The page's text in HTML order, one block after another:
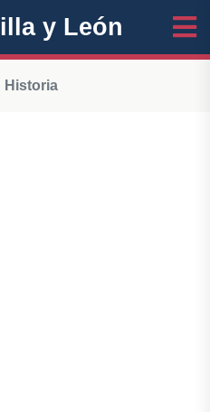
y León
Historia